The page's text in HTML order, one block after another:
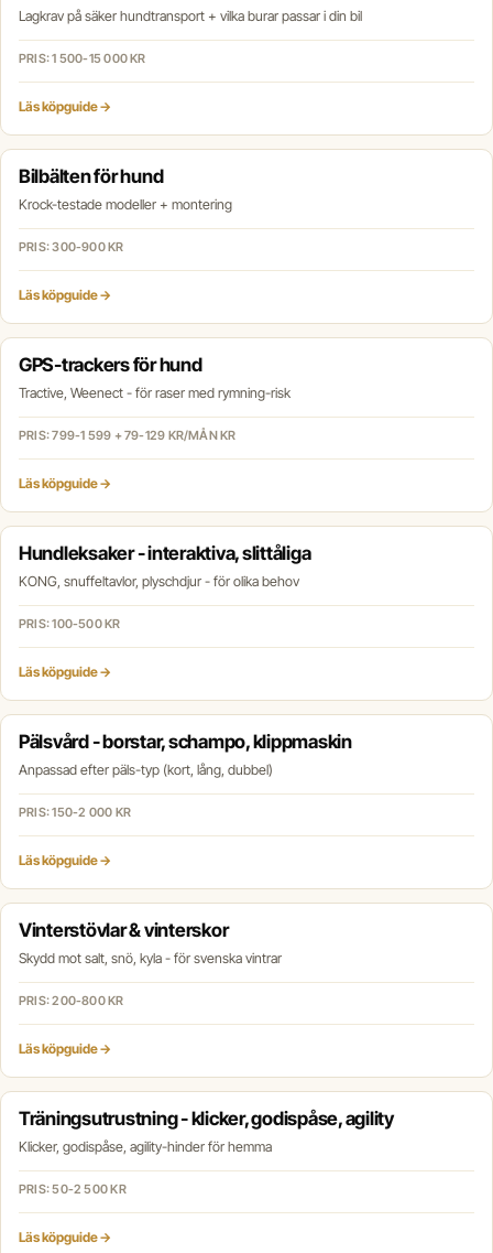
Lagkrav på säker hundtransport + vilka burar passar i din bil
PRIS: 1 500-15 000 KR
Läs köpguide →
Bilbälten för hund
Krock-testade modeller + montering
PRIS: 300-900 KR
Läs köpguide →
GPS-trackers för hund
Tractive, Weenect - för raser med rymning-risk
PRIS: 799-1 599 + 79-129 KR/MÅN KR
Läs köpguide →
Hundleksaker - interaktiva, slittåliga
KONG, snuffeltavlor, plyschdjur - för olika behov
PRIS: 100-500 KR
Läs köpguide →
Pälsvård - borstar, schampo, klippmaskin
Anpassad efter päls-typ (kort, lång, dubbel)
PRIS: 150-2 000 KR
Läs köpguide →
Vinterstövlar & vinterskor
Skydd mot salt, snö, kyla - för svenska vintrar
PRIS: 200-800 KR
Läs köpguide →
Träningsutrustning - klicker, godispåse, agility
Klicker, godispåse, agility-hinder för hemma
PRIS: 50-2 500 KR
Läs köpguide →